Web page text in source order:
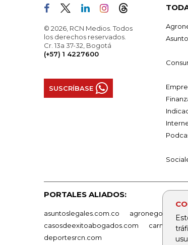
© 2026, RCN Medios. Todos
los derechos reservados.
Cr. 13a 37-32, Bogotá
(+57) 1 4227600
SUSCRÍBASE
PORTALES ALIADOS:
asuntoslegales.com.co agronegocios.co
casosdeexitoabogados.com
deportesrcn.com